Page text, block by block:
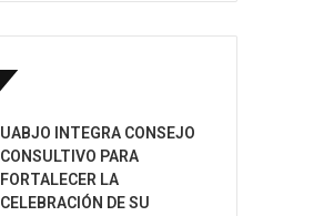
UABJO INTEGRA CONSEJO
CONSULTIVO PARA
FORTALECER LA
CELEBRACIÓN DE SU